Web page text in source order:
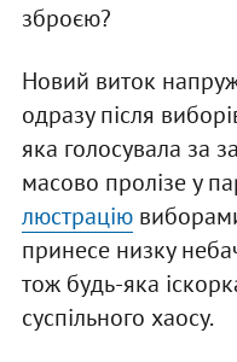
зброєю?
Новий виток
одразу після
яка голосувала за
масово пролізе у
люстрацію
принесе низку
тож будь-яка
суспільного хаосу.